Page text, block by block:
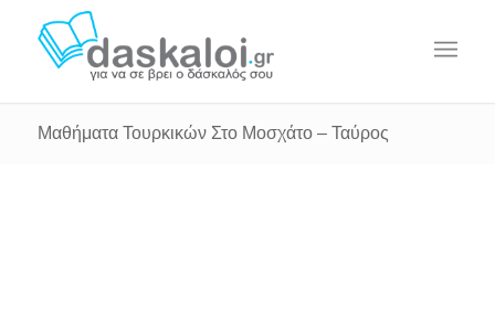
Μαθήματα Τουρκικών Στο Μοσχάτο – Ταύρος